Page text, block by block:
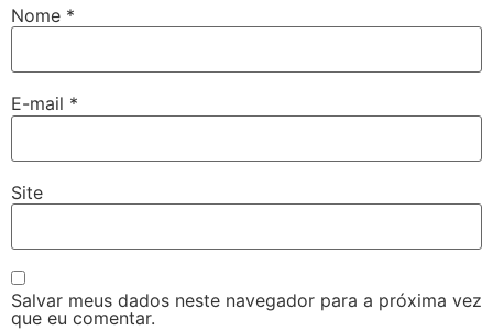
Nome *
E-mail *
Site
Salvar meus dados neste navegador para a próxima vez
que eu comentar.